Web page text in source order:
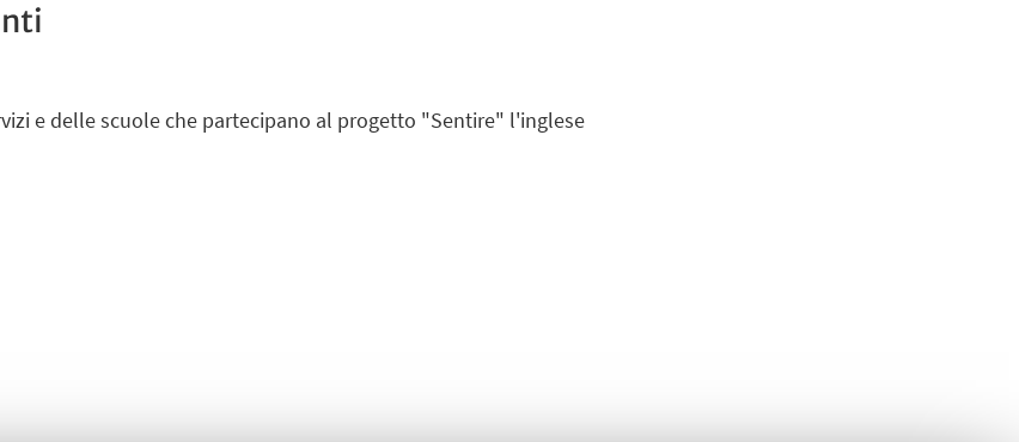
e delle scuole che partecipano al progetto "Sentire" l'inglese